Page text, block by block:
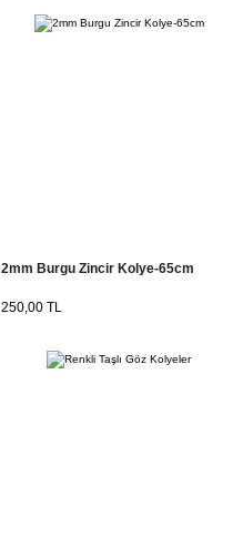
2mm Burgu Zincir Kolye-65cm
250,00 TL